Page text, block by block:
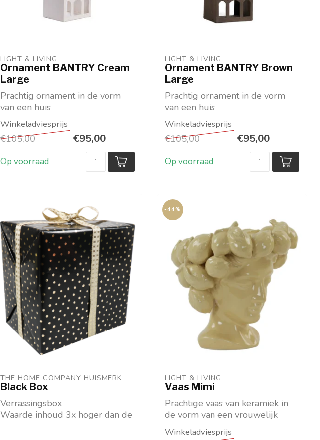
LIGHT & LIVING
Ornament BANTRY Cream
Large
Prachtig ornament in de vorm
van een huis
lantaarn/windlicht
...
€105,00 €95,00
Op voorraad
LIGHT & LIVING
Ornament BANTRY Brown
Large
Prachtig ornament in de vorm
van een huis
lantaarn/windlicht
...
€105,00 €95,00
Op voorraad
THE HOME COMPANY HUISMERK
Black Box
Verrassingsbox
Waarde inhoud 3x hoger dan de
-44%
LIGHT & LIVING
Vaas Mimi
Prachtige vaas van keramiek in
de vorm van een vrouwelijk
Maat: lxbxh 23,5...